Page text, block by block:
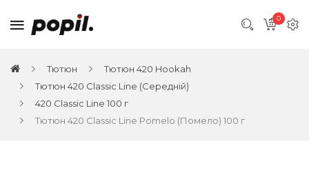
0
Тютюн
Тютюн 420 Hookah
Тютюн 420 Classic Line (Середній)
420 Classic Line 100 г
Тютюн 420 Classic Line Pomelo (Помело) 100 г